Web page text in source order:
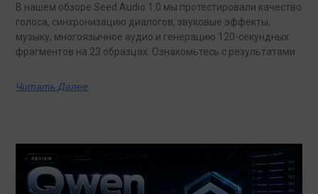
В нашем обзоре Seed Audio 1.0 мы протестировали качество
голоса, синхронизацию диалогов, звуковые эффекты,
музыку, многоязычное аудио и генерацию 120-секундных
фрагментов на 23 образцах. Ознакомьтесь с результатами.
Читать Далее